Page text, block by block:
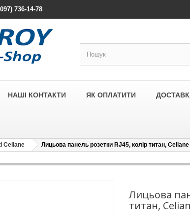
736-14-78
LEGRAND LEGRAND
LEZARD
НАШІ КОНТАКТИ ЯК ОПЛАТИТИ
Celiane Лицьова панель розетки RJ45, колір титан, Celiane
Лицьова
титан,